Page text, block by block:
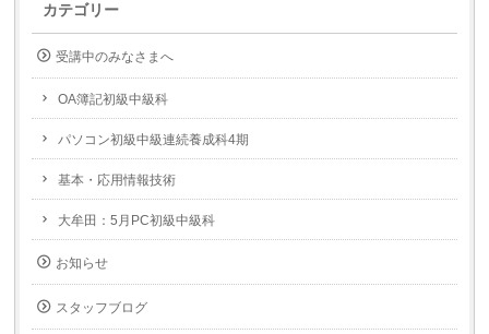
カテゴリー
受講中のみなさまへ
OA簿記初級中級科
パソコン初級中級連続養成科4期
基本・応用情報技術
大牟田：5月PC初級中級科
お知らせ
スタッフブログ